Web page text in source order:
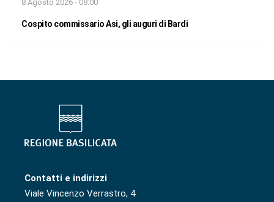
8 Agosto 2026 - 08:00
Cospito commissario Asi, gli auguri di Bardi
Contatti e indirizzi
Viale Vincenzo Verrastro, 4